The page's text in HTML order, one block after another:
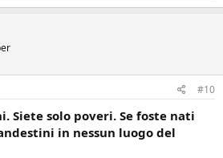
#10
Siete solo poveri. Se foste nati
in nessun luogo del